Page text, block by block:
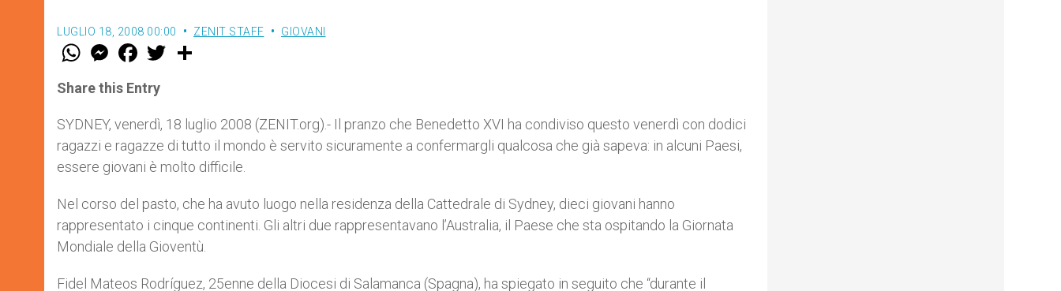
LUGLIO 18, 2008 00:00 ZENIT STAFF GIOVANI
W
t
s
p
p
M
e
s
e
g
e
r
F
a
e
b
o
k
w
r
Share this Entry
SYDNEY, venerdì, 18 luglio 2008 (ZENIT.org).- Il pranzo che Benedetto XVI ha condiviso questo venerdì con dodici
ragazzi e ragazze di tutto il mondo è servito sicuramente a confermargli qualcosa che già sapeva: in alcuni Paesi,
essere giovani è molto difficile.
Nel corso del pasto, che ha avuto luogo nella residenza della Cattedrale di Sydney, dieci giovani hanno
rappresentato i cinque continenti. Gli altri due rappresentavano l’Australia, il Paese che sta ospitando la Giornata
Mondiale della Gioventù.
Fidel Mateos Rodríguez, 25enne della Diocesi di Salamanca (Spagna), ha spiegato in seguito che “durante il